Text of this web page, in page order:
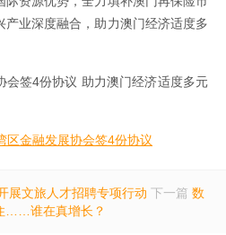
业深度融合，助力澳门经济适度多
会签4份协议 助力澳门经济适度多元
区金融发展协会签4份协议
展文旅人才招聘专项行动 下一篇 数
……谁在真增长？